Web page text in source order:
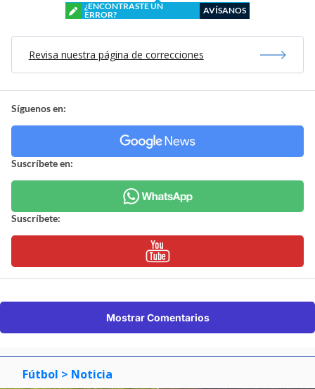
¿ENCONTRASTE UN
ERROR?
AVÍSANOS
Revisa nuestra página de correcciones
Síguenos en:
Suscríbete en:
Suscríbete:
Mostrar Comentarios
Fútbol > Noticia